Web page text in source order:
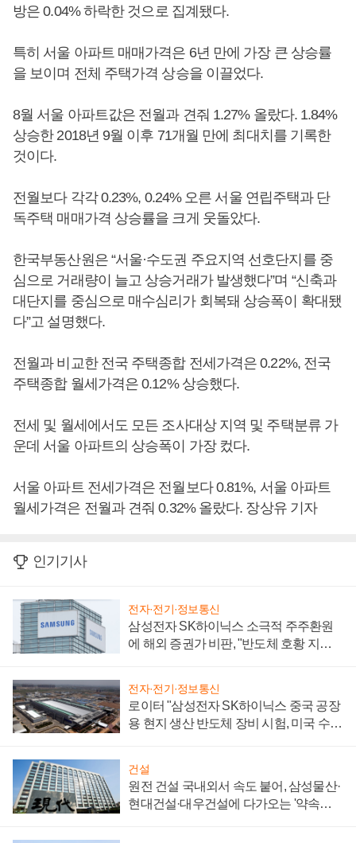
방은 0.04% 하락한 것으로 집계됐다.
특히 서울 아파트 매매가격은 6년 만에 가장 큰 상승률
을 보이며 전체 주택가격 상승을 이끌었다.
8월 서울 아파트값은 전월과 견줘 1.27% 올랐다. 1.84%
상승한 2018년 9월 이후 71개월 만에 최대치를 기록한
것이다.
전월보다 각각 0.23%, 0.24% 오른 서울 연립주택과 단
독주택 매매가격 상승률을 크게 웃돌았다.
한국부동산원은 “서울·수도권 주요지역 선호단지를 중
심으로 거래량이 늘고 상승거래가 발생했다”며 “신축과
대단지를 중심으로 매수심리가 회복돼 상승폭이 확대됐
다”고 설명했다.
전월과 비교한 전국 주택종합 전세가격은 0.22%, 전국
주택종합 월세가격은 0.12% 상승했다.
전세 및 월세에서도 모든 조사대상 지역 및 주택분류 가
운데 서울 아파트의 상승폭이 가장 컸다.
서울 아파트 전세가격은 전월보다 0.81%, 서울 아파트
월세가격은 전월과 견줘 0.32% 올랐다. 장상유 기자
인기기사
전자·전기·정보통신
삼성전자 SK하이닉스 소극적 주주환원
에 해외 증권가 비판, "반도체 호황 지속
전자·전기·정보통신
로이터 "삼성전자 SK하이닉스 중국 공장
용 현지 생산 반도체 장비 시험, 미국 수출
건설
원전 건설 국내외서 속도 붙어, 삼성물산·
현대건설·대우건설에 다가오는 '약속의